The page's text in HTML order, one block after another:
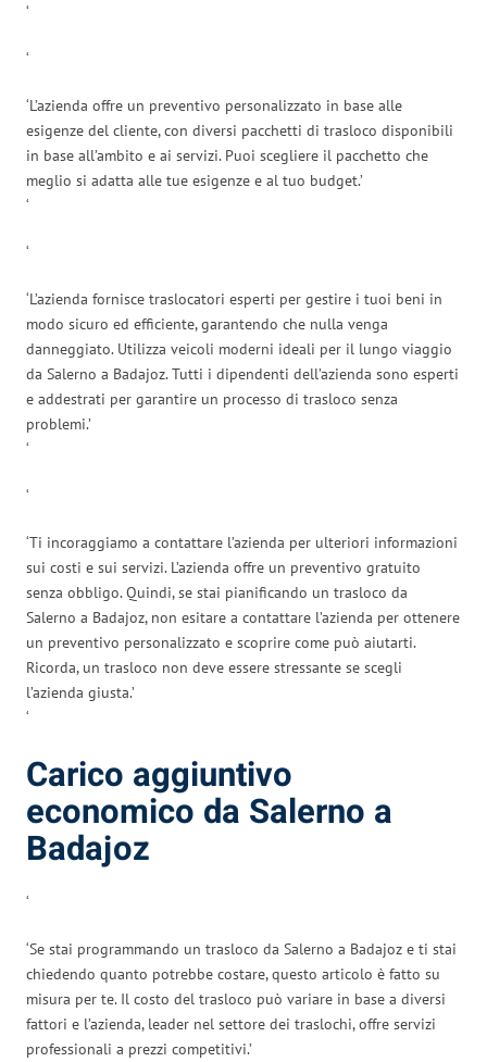
‘
‘
‘L’azienda offre un preventivo personalizzato in base alle
esigenze del cliente, con diversi pacchetti di trasloco disponibili
in base all’ambito e ai servizi. Puoi scegliere il pacchetto che
meglio si adatta alle tue esigenze e al tuo budget.’
‘
‘
‘L’azienda fornisce traslocatori esperti per gestire i tuoi beni in
modo sicuro ed efficiente, garantendo che nulla venga
danneggiato. Utilizza veicoli moderni ideali per il lungo viaggio
da Salerno a Badajoz. Tutti i dipendenti dell’azienda sono esperti
e addestrati per garantire un processo di trasloco senza
problemi.’
‘
‘
‘Ti incoraggiamo a contattare l’azienda per ulteriori informazioni
sui costi e sui servizi. L’azienda offre un preventivo gratuito
senza obbligo. Quindi, se stai pianificando un trasloco da
Salerno a Badajoz, non esitare a contattare l’azienda per ottenere
un preventivo personalizzato e scoprire come può aiutarti.
Ricorda, un trasloco non deve essere stressante se scegli
l’azienda giusta.’
‘
Carico aggiuntivo
economico da Salerno a
Badajoz
‘
‘Se stai programmando un trasloco da Salerno a Badajoz e ti stai
chiedendo quanto potrebbe costare, questo articolo è fatto su
misura per te. Il costo del trasloco può variare in base a diversi
fattori e l’azienda, leader nel settore dei traslochi, offre servizi
professionali a prezzi competitivi.’